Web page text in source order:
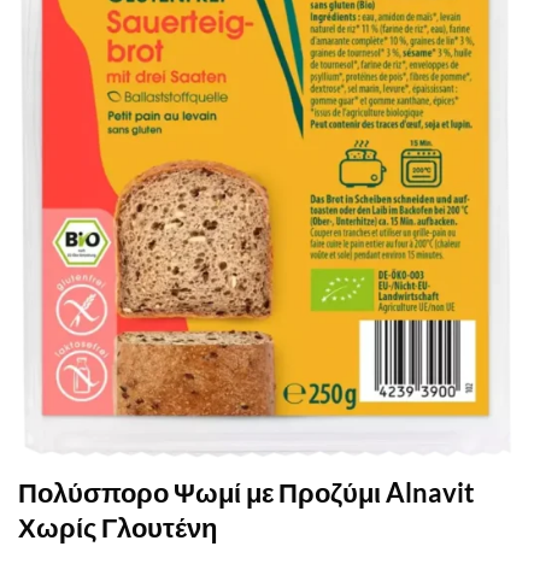
Πολύσπορο Ψωμί με Προζύμι Alnavit
Χωρίς Γλουτένη